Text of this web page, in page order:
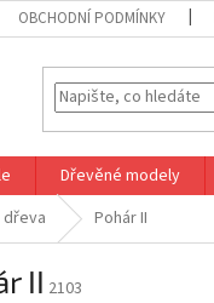
OBCHODNÍ PODMÍNKY
Dřevěné modely
dřeva Pohár II
II 2103